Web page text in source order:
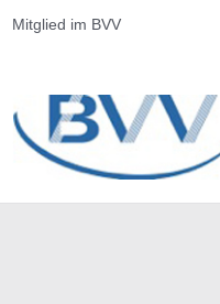
Mitglied im BVV